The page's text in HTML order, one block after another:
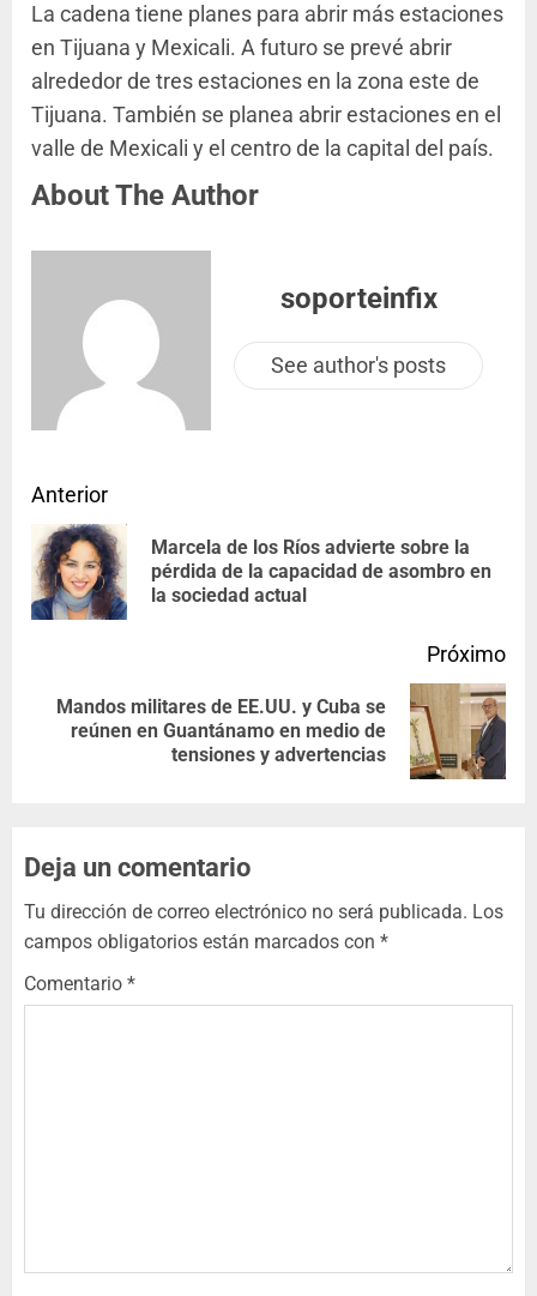
La cadena tiene planes para abrir más estaciones
en Tijuana y Mexicali. A futuro se prevé abrir
alrededor de tres estaciones en la zona este de
Tijuana. También se planea abrir estaciones en el
valle de Mexicali y el centro de la capital del país.
About The Author
soporteinfix
See author's posts
Anterior
Marcela de los Ríos advierte sobre la
pérdida de la capacidad de asombro en
la sociedad actual
Próximo
Mandos militares de EE.UU. y Cuba se
reúnen en Guantánamo en medio de
tensiones y advertencias
Deja un comentario
Tu dirección de correo electrónico no será publicada. Los
campos obligatorios están marcados con *
Comentario *